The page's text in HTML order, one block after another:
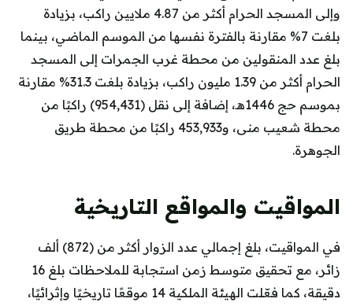
وإلى المسجد الحرام أكثر من 4.87 ملايين راكب، بزيادة
بلغت 7% مقارنة بالفترة نفسها من الموسم الماضي، بينما
بلغ عدد المنقولين من محطة غرب الجمرات إلى المسجد
الحرام أكثر من 1.39 مليون راكب، بزيادة بلغت 31.3% مقارنة
بموسم حج 1446هـ، إضافة إلى نقل (954,431) راكبًا من
محطة شعيب منى، و453,933 راكبًا من محطة طريق
الجوهرة.
المواقيت والمواقع التاريخية
في المواقيت، بلغ إجمالي عدد الزوار أكثر من (872) ألف
زائر، مع تحقيق متوسط زمن استجابة للملاحظات بلغ 16
دقيقة، كما فعّلت الهيئة الملكية 14 موقعًا تاريخيًا وإثرائيًا،